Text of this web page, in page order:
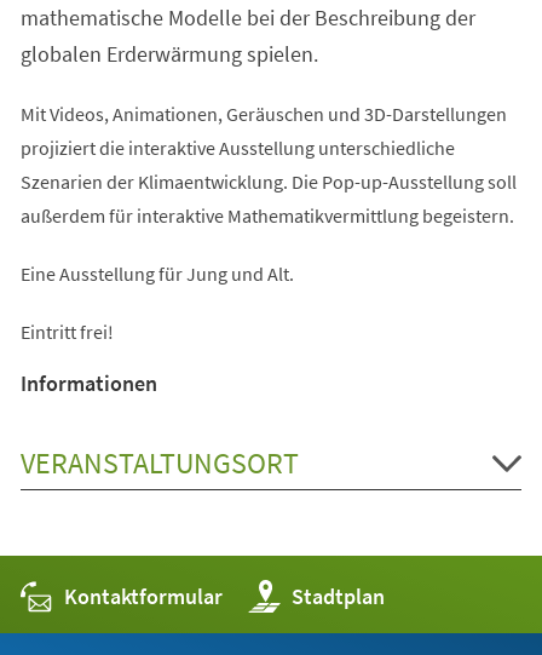
mathematische Modelle bei der Beschreibung der
globalen Erderwärmung spielen.
Mit Videos, Animationen, Geräuschen und 3D-Darstellungen
projiziert die interaktive Ausstellung unterschiedliche
Szenarien der Klimaentwicklung. Die Pop-up-Ausstellung soll
außerdem für interaktive Mathematikvermittlung begeistern.
Eine Ausstellung für Jung und Alt.
Eintritt frei!
Informationen
VERANSTALTUNGSORT
Kontaktformular Stadtplan
(Öffnet
in
einem